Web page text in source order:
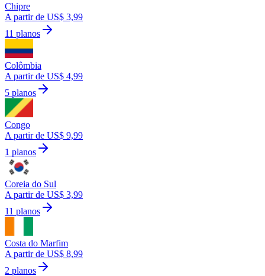
Chipre
A partir de US$ 3,99
11 planos
Colômbia
A partir de US$ 4,99
5 planos
Congo
A partir de US$ 9,99
1 planos
Coreia do Sul
A partir de US$ 3,99
11 planos
Costa do Marfim
A partir de US$ 8,99
2 planos